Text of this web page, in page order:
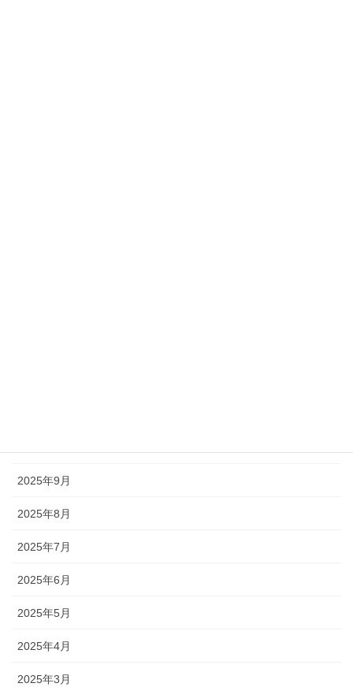
2025年9月
2025年8月
2025年7月
2025年6月
2025年5月
2025年4月
2025年3月